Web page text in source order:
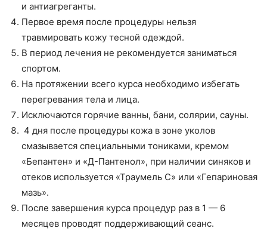
и антиагреганты.
Первое время после процедуры нельзя
травмировать кожу тесной одеждой.
В период лечения не рекомендуется заниматься
спортом.
На протяжении всего курса необходимо избегать
перегревания тела и лица.
Исключаются горячие ванны, бани, солярии, сауны.
4 дня после процедуры кожа в зоне уколов
смазывается специальными тониками, кремом
«Бепантен» и «Д-Пантенол», при наличии синяков и
отеков используется «Траумель С» или «Гепариновая
мазь».
После завершения курса процедур раз в 1 — 6
месяцев проводят поддерживающий сеанс.